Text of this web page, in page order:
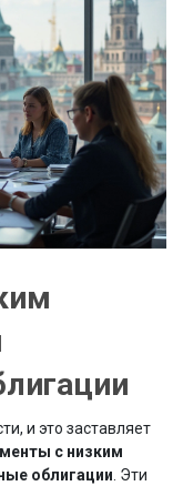
и это заставляет
с низким
облигации. Эти